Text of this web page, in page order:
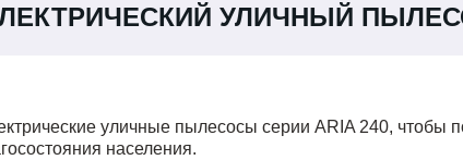
УЛИЧНЫЙ
уличные пылесосы серии ARIA 240, чтобы
населения.